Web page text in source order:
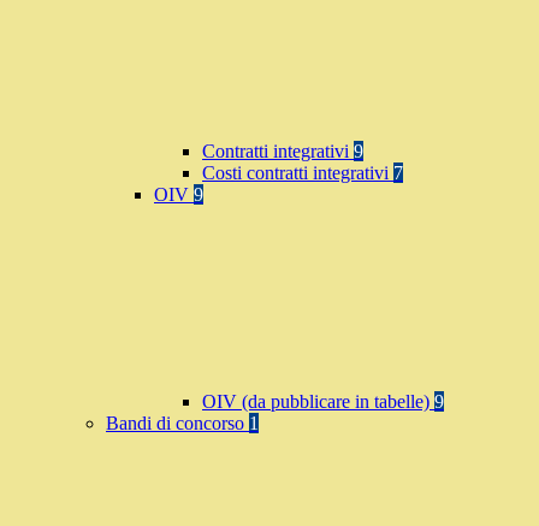
Contratti integrativi 9
Costi contratti integrativi 7
OIV 9
OIV (da pubblicare in tabelle) 9
Bandi di concorso 1